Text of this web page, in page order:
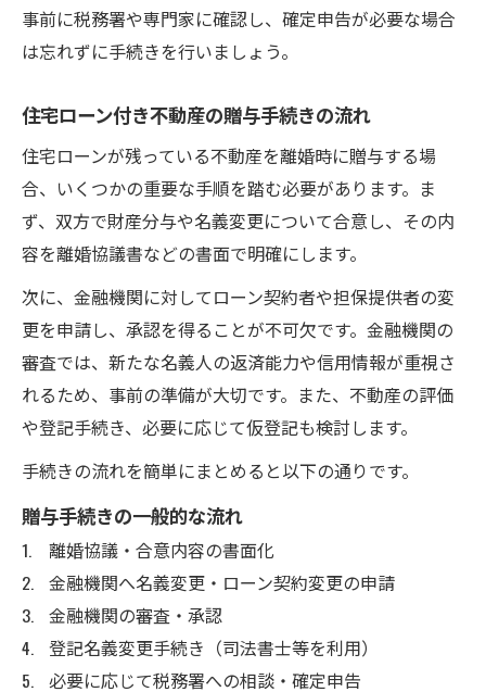
事前に税務署や専門家に確認し、確定申告が必要な場合
は忘れずに手続きを行いましょう。
住宅ローン付き不動産の贈与手続きの流れ
住宅ローンが残っている不動産を離婚時に贈与する場
合、いくつかの重要な手順を踏む必要があります。ま
ず、双方で財産分与や名義変更について合意し、その内
容を離婚協議書などの書面で明確にします。
次に、金融機関に対してローン契約者や担保提供者の変
更を申請し、承認を得ることが不可欠です。金融機関の
審査では、新たな名義人の返済能力や信用情報が重視さ
れるため、事前の準備が大切です。また、不動産の評価
や登記手続き、必要に応じて仮登記も検討します。
手続きの流れを簡単にまとめると以下の通りです。
贈与手続きの一般的な流れ
離婚協議・合意内容の書面化
金融機関へ名義変更・ローン契約変更の申請
金融機関の審査・承認
登記名義変更手続き（司法書士等を利用）
必要に応じて税務署への相談・確定申告